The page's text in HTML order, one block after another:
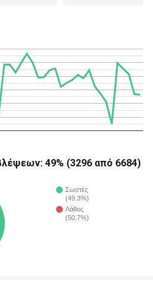
49% (3296 από 6684)
Σωστές
(49.3%)
Λάθος
(50.7%)